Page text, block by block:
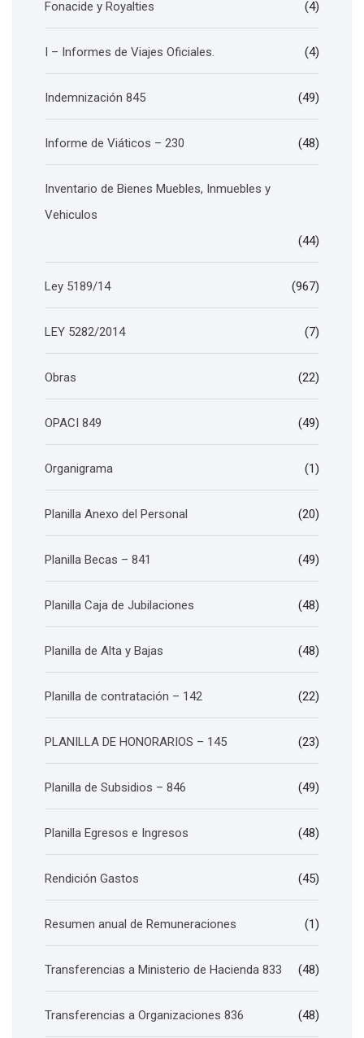
Fonacide y Royalties (4)
I – Informes de Viajes Oficiales. (4)
Indemnización 845 (49)
Informe de Viáticos – 230 (48)
Inventario de Bienes Muebles, Inmuebles y
Vehiculos
(44)
Ley 5189/14 (967)
LEY 5282/2014 (7)
Obras (22)
OPACI 849 (49)
Organigrama (1)
Planilla Anexo del Personal (20)
Planilla Becas – 841 (49)
Planilla Caja de Jubilaciones (48)
Planilla de Alta y Bajas (48)
Planilla de contratación – 142 (22)
PLANILLA DE HONORARIOS – 145 (23)
Planilla de Subsidios – 846 (49)
Planilla Egresos e Ingresos (48)
Rendición Gastos (45)
Resumen anual de Remuneraciones (1)
Transferencias a Ministerio de Hacienda 833 (48)
Transferencias a Organizaciones 836 (48)